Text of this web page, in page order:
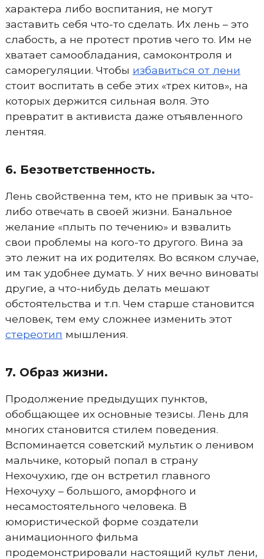
характера либо воспитания, не могут
заставить себя что-то сделать. Их лень – это
слабость, а не протест против чего то. Им не
хватает самообладания, самоконтроля и
саморегуляции. Чтобы избавиться от лени
стоит воспитать в себе этих «трех китов», на
которых держится сильная воля. Это
превратит в активиста даже отъявленного
лентяя.
6. Безответственность.
Лень свойственна тем, кто не привык за что-
либо отвечать в своей жизни. Банальное
желание «плыть по течению» и взвалить
свои проблемы на кого-то другого. Вина за
это лежит на их родителях. Во всяком случае,
им так удобнее думать. У них вечно виноваты
другие, а что-нибудь делать мешают
обстоятельства и т.п. Чем старше становится
человек, тем ему сложнее изменить этот
стереотип мышления.
7. Образ жизни.
Продолжение предыдущих пунктов,
обобщающее их основные тезисы. Лень для
многих становится стилем поведения.
Вспоминается советский мультик о ленивом
мальчике, который попал в страну
Нехочухию, где он встретил главного
Нехочуху – большого, аморфного и
несамостоятельного человека. В
юмористической форме создатели
анимационного фильма
продемонстрировали настоящий культ лени,